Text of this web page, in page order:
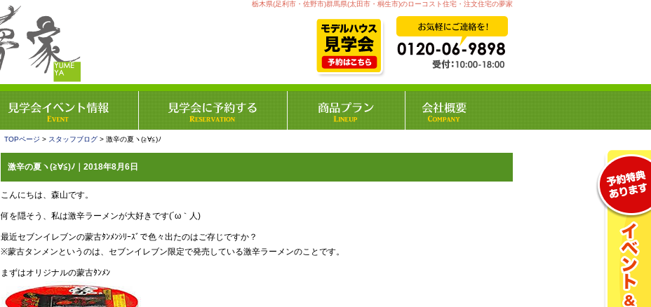
栃木県(足利市・佐野市)群馬県(太田市・桐生市)のローコスト住宅・注文住宅の夢家
TOPページ > スタッフブログ > 激辛の夏ヽ(≧∀≦)ﾉ
激辛の夏ヽ(≧∀≦)ﾉ｜2018年8月6日
こんにちは、森山です。
何を隠そう、私は激辛ラーメンが大好きです(´ω｀人)
最近セブンイレブンの蒙古ﾀﾝﾒﾝｼﾘｰｽﾞで色々出たのはご存じですか？
※蒙古タンメンというのは、セブンイレブン限定で発売している激辛ラーメンのことです。
まずはオリジナルの蒙古ﾀﾝﾒﾝ